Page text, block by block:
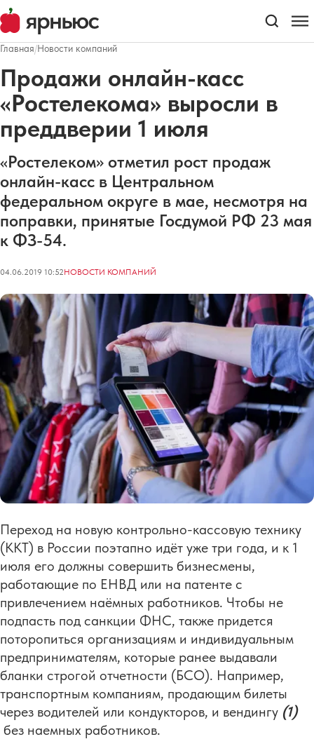
Главная/Новости компаний
Продажи онлайн-касс
«Ростелекома» выросли в
преддверии 1 июля
«Ростелеком» отметил рост продаж
онлайн-касс в Центральном
федеральном округе в мае, несмотря на
поправки, принятые Госдумой РФ 23 мая
к ФЗ-54.
04.06.2019 10:52НОВОСТИ КОМПАНИЙ
Переход на новую контрольно-кассовую технику
(ККТ) в России поэтапно идёт уже три года, и к 1
июля его должны совершить бизнесмены,
работающие по ЕНВД или на патенте с
привлечением наёмных работников. Чтобы не
подпасть под санкции ФНС, также придется
поторопиться организациям и индивидуальным
предпринимателям, которые ранее выдавали
бланки строгой отчетности (БСО). Например,
транспортным компаниям, продающим билеты
через водителей или кондукторов, и вендингу (1)
без наемных работников.